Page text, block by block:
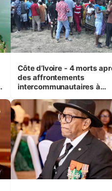
Côte d’Ivoire - 4 morts
des affrontements
intercommunautaires à
correspondant au milieu
sinistrés